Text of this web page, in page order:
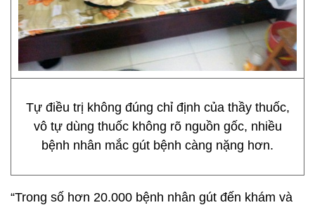
Tự điều trị không đúng chỉ định của thầy thuốc,
vô tự dùng thuốc không rõ nguồn gốc, nhiều
bệnh nhân mắc gút bệnh càng nặng hơn.
“Trong số hơn 20.000 bệnh nhân gút đến khám và